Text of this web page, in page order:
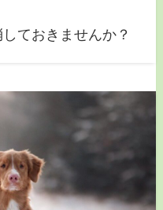
ておきませんか？